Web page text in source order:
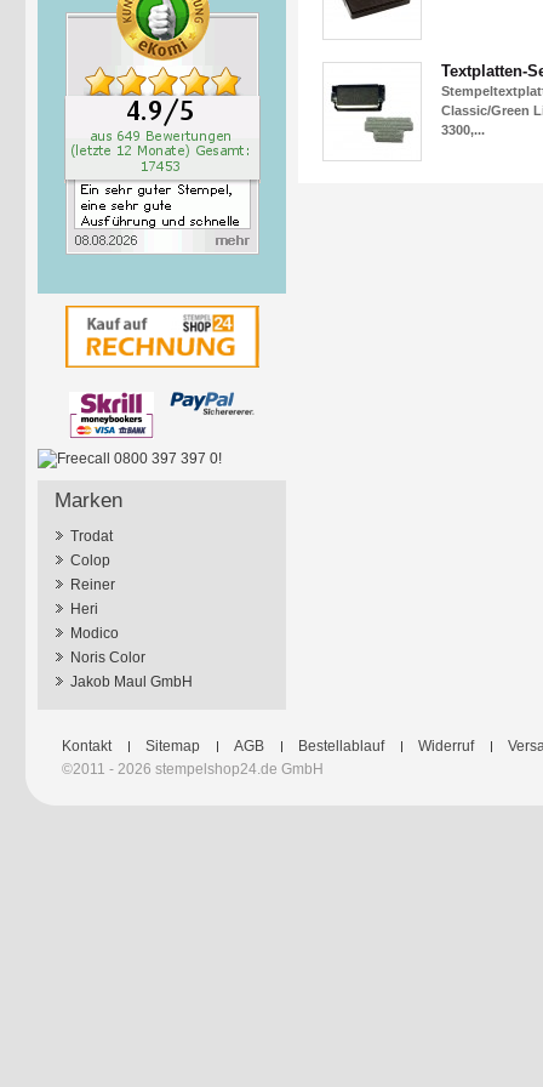
Marken
Trodat
Colop
Reiner
Heri
Modico
Noris Color
Jakob Maul GmbH
Textplatten-
Classic/Green
3300,...
Kontakt Sitemap AGB Bestellablauf Widerruf
©2011 - 2026 stempelshop24.de GmbH